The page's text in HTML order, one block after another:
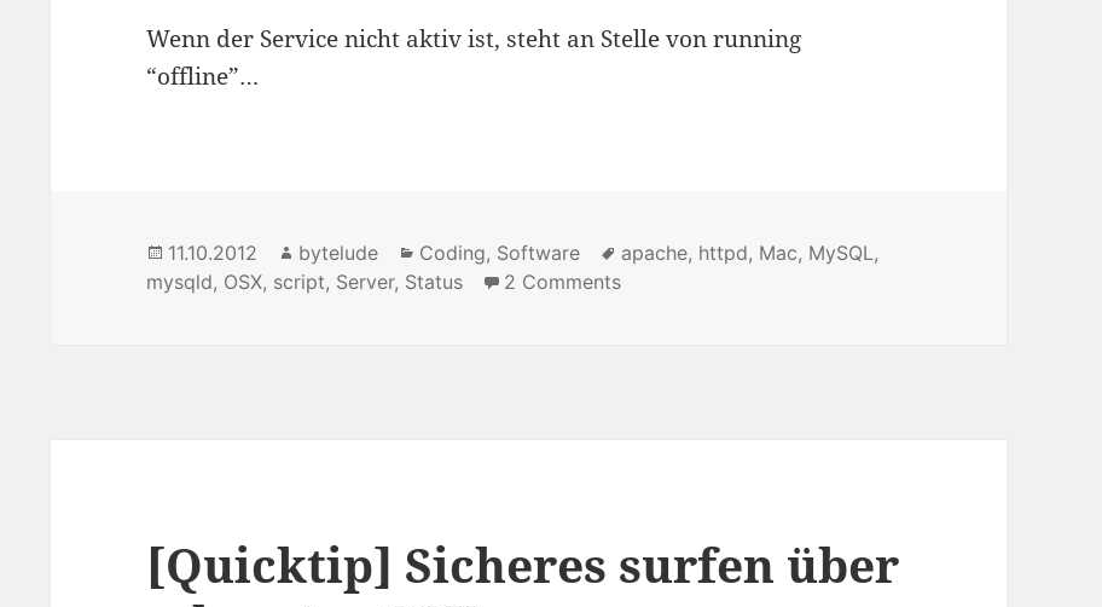
Wenn der Service nicht aktiv ist, steht an Stelle von running
“offline”…
Posted
on
11.10.2012 Author
bytelude Categories
Coding, Software Tags
apache, httpd, Mac, MySQL,
mysqld, OSX, script, Server, Status 2 Comments
[Quicktip] Sicheres surfen über